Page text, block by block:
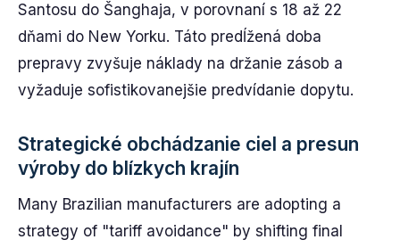
Santosu do Šanghaja, v porovnaní s 18 až 22
dňami do New Yorku. Táto predĺžená doba
prepravy zvyšuje náklady na držanie zásob a
vyžaduje sofistikovanejšie predvídanie dopytu.
Strategické obchádzanie ciel a presun
výroby do blízkych krajín
Many Brazilian manufacturers are adopting a
strategy of "tariff avoidance" by shifting final